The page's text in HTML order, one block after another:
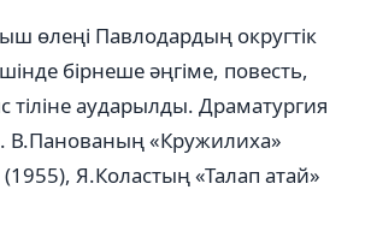
өлеңі Павлодардың округтік
бірнеше әңгіме, повесть,
аударылды. Драматургия
В.Панованың «Кружилиха»
Я.Коластың «Талап атай»